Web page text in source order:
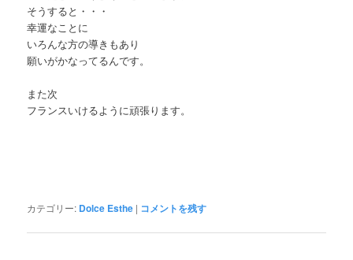
そうすると・・・
幸運なことに
いろんな方の導きもあり
願いがかなってるんです。
また次
フランスいけるように頑張ります。
カテゴリー: Dolce Esthe | コメントを残す